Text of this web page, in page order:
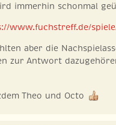
immerhin schonmal
www.fuchstreff.de/
aber die
zur Antwort
Theo und Octo